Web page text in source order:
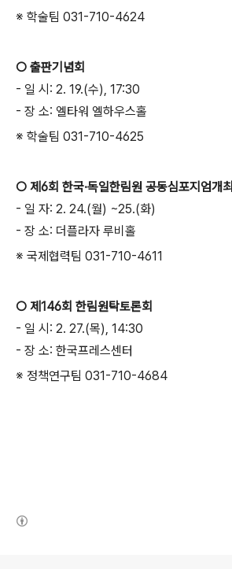
※ 학술팀 031-710-4624
○ 출판기념회
- 일 시: 2. 19.(수), 17:30
- 장 소: 엘타워 엘하우스홀
※ 학술팀 031-710-4625
○ 제6회 한국·독일한림원 공동심포지엄개최
- 일 자: 2. 24.(월) ~25.(화)
- 장 소: 더플라자 루비홀
※ 국제협력팀 031-710-4611
○ 제146회 한림원탁토론회
- 일 시: 2. 27.(목), 14:30
- 장 소: 한국프레스센터
※ 정책연구팀 031-710-4684